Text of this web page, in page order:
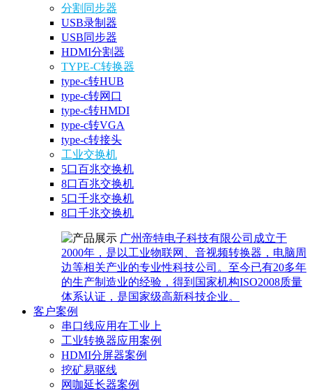
分割同步器
USB录制器
USB同步器
HDMI分割器
TYPE-C转换器
type-c转HUB
type-c转网口
type-c转HMDI
type-c转VGA
type-c转接头
工业交换机
5口百兆交换机
8口百兆交换机
5口千兆交换机
8口千兆交换机
广州帝特电子科技有限公司成立于
2000年，是以工业物联网、音视频转换器，电脑周
边等相关产业的专业性科技公司。至今已有20多年
的生产制造业的经验，得到国家机构ISO2008质量
体系认证，是国家级高新科技企业。
客户案例
串口线应用在工业上
工业转换器应用案例
HDMI分屏器案例
挖矿易驱线
网咖延长器案例